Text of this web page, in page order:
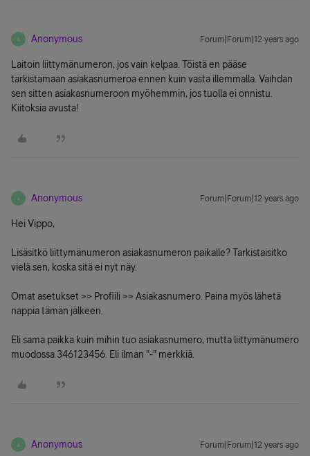
A Anonymous Forum|Forum|12 years ago
Laitoin liittymänumeron, jos vain kelpaa. Töistä en pääse
tarkistamaan asiakasnumeroa ennen kuin vasta illemmalla. Vaihdan
sen sitten asiakasnumeroon myöhemmin, jos tuolla ei onnistu.
Kiitoksia avusta!
A Anonymous Forum|Forum|12 years ago
Hei Vippo,
Lisäsitkö liittymänumeron asiakasnumeron paikalle? Tarkistaisitko
vielä sen, koska sitä ei nyt näy.
Omat asetukset >> Profiili >> Asiakasnumero. Paina myös lähetä
nappia tämän jälkeen.
Eli sama paikka kuin mihin tuo asiakasnumero, mutta liittymänumero
muodossa 346123456. Eli ilman "-" merkkiä.
A Anonymous Forum|Forum|12 years ago